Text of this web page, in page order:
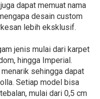
dapat memuat nama
desain custom
lebih eksklusif.
jenis mulai dari karpet
hingga Imperial.
sehingga dapat
Setiap model bisa
mulai dari 0,5 cm